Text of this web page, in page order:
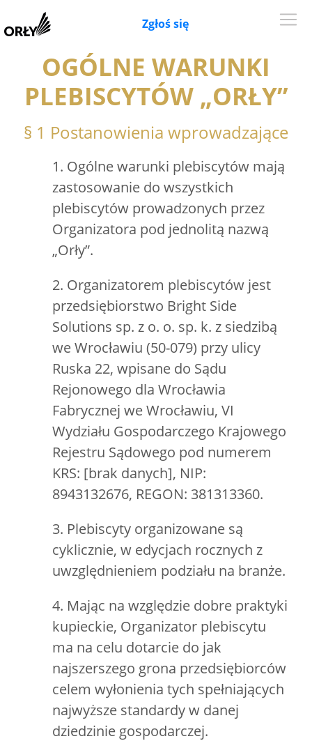
Zgłoś się
OGÓLNE WARUNKI
PLEBISCYTÓW „ORŁY”
§ 1 Postanowienia wprowadzające
1. Ogólne warunki plebiscytów mają
zastosowanie do wszystkich
plebiscytów prowadzonych przez
Organizatora pod jednolitą nazwą
„Orły”.
2. Organizatorem plebiscytów jest
przedsiębiorstwo Bright Side
Solutions sp. z o. o. sp. k. z siedzibą
we Wrocławiu (50-079) przy ulicy
Ruska 22, wpisane do Sądu
Rejonowego dla Wrocławia
Fabrycznej we Wrocławiu, VI
Wydziału Gospodarczego Krajowego
Rejestru Sądowego pod numerem
KRS: [brak danych], NIP:
8943132676, REGON: 381313360.
3. Plebiscyty organizowane są
cyklicznie, w edycjach rocznych z
uwzględnieniem podziału na branże.
4. Mając na względzie dobre praktyki
kupieckie, Organizator plebiscytu
ma na celu dotarcie do jak
najszerszego grona przedsiębiorców
celem wyłonienia tych spełniających
najwyższe standardy w danej
dziedzinie gospodarczej.